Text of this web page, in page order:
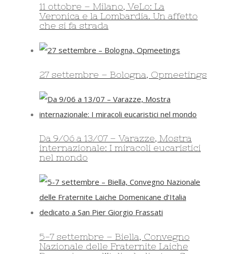
11 ottobre – Milano, VeLo: La
Veronica e la Lombardia. Un affetto
che si fa strada
27 settembre – Bologna, Opmeetings
Da 9/06 a 13/07 – Varazze, Mostra
internazionale: I miracoli eucaristici
nel mondo
5-7 settembre – Biella, Convegno
Nazionale delle Fraternite Laiche